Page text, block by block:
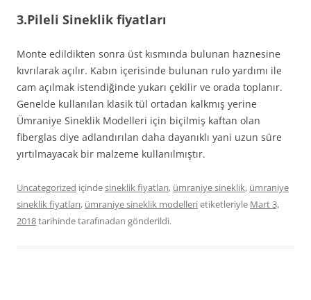
3.Pileli Sineklik fiyatları
Monte edildikten sonra üst kısmında bulunan haznesine
kıvrılarak açılır. Kabın içerisinde bulunan rulo yardımı ile
cam açılmak istendiğinde yukarı çekilir ve orada toplanır.
Genelde kullanılan klasik tül ortadan kalkmış yerine
Ümraniye Sineklik Modelleri için biçilmiş kaftan olan
fiberglas diye adlandırılan daha dayanıklı yani uzun süre
yırtılmayacak bir malzeme kullanılmıştır.
Uncategorized içindesineklik fiyatları, ümraniye sineklik, ümraniye
sineklik fiyatları, ümraniye sineklik modellerietiketleriyle Mart 3,
2018tarihindetarafınadan gönderildi.